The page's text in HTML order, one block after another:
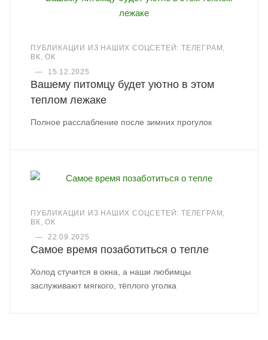
ПУБЛИКАЦИИ ИЗ НАШИХ СОЦСЕТЕЙ: ТЕЛЕГРАМ,
ВК, ОК
—
15.12.2025
Вашему питомцу будет уютно в этом
теплом лежаке
Полное расслабление после зимних прогулок
ПУБЛИКАЦИИ ИЗ НАШИХ СОЦСЕТЕЙ: ТЕЛЕГРАМ,
ВК, ОК
—
22.09.2025
Самое время позаботиться о тепле
Холод стучится в окна, а наши любимцы
заслуживают мягкого, тёплого уголка